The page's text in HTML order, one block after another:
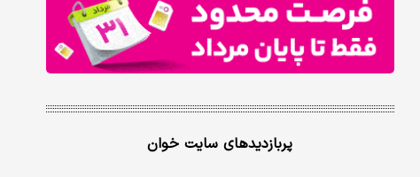
پربازدیدهای سایت خوان